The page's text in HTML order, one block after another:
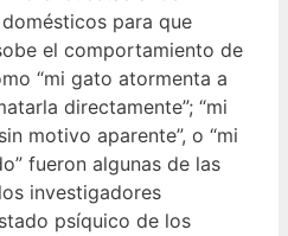
para que
el comportamiento de
“mi gato atormenta a
directamente”; “mi
motivo aparente”, o “mi
fueron algunas de las
investigadores
psíquico de los